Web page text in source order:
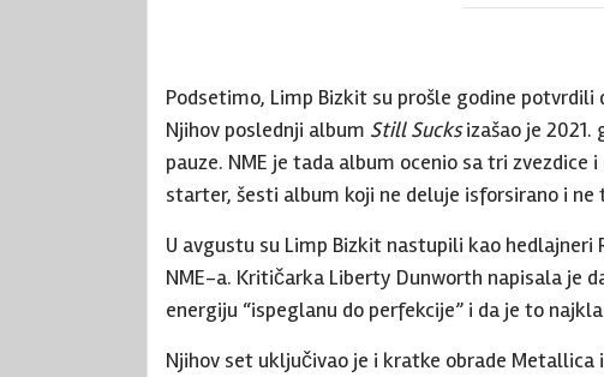
Podsetimo, Limp Bizkit su prošle godine
Njihov poslednji album Still Sucksizašao je 2021.
pauze. NME je tada album ocenio sa tri
starter, šesti album koji ne deluje isforsirano i ne
U avgustu su Limp Bizkit nastupili kao
NME-a. Kritičarka Liberty Dunworth napisala je
energiju “ispeglanu do perfekcije” i da je to
Njihov set uključivao je i kratke obrade